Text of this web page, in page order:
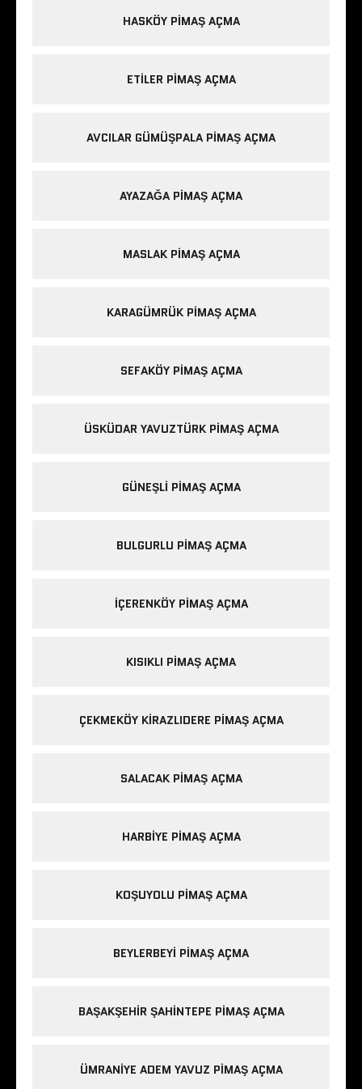
HASKÖY PIMAŞ AÇMA
ETILER PIMAŞ AÇMA
AVCILAR GÜMÜŞPALA PIMAŞ AÇMA
AYAZAĞA PIMAŞ AÇMA
MASLAK PIMAŞ AÇMA
KARAGÜMRÜK PIMAŞ AÇMA
SEFAKÖY PIMAŞ AÇMA
ÜSKÜDAR YAVUZTÜRK PIMAŞ AÇMA
GÜNEŞLI PIMAŞ AÇMA
BULGURLU PIMAŞ AÇMA
IÇERENKÖY PIMAŞ AÇMA
KISIKLI PIMAŞ AÇMA
ÇEKMEKÖY KIRAZLIDERE PIMAŞ AÇMA
SALACAK PIMAŞ AÇMA
HARBIYE PIMAŞ AÇMA
KOŞUYOLU PIMAŞ AÇMA
BEYLERBEYI PIMAŞ AÇMA
BAŞAKŞEHIR ŞAHINTEPE PIMAŞ AÇMA
ÜMRANIYE ADEM YAVUZ PIMAŞ AÇMA